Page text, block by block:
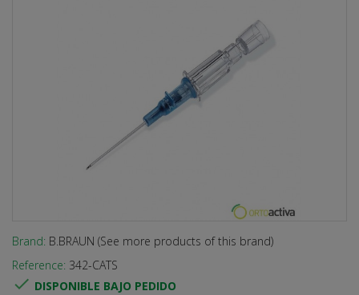
Brand: B.BRAUN (See more products of this brand)
Reference: 342-CATS
 DISPONIBLE BAJO PEDIDO